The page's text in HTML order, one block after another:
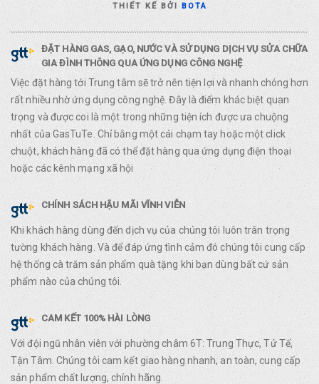
THIẾT KẾ BỞIBOTA
ĐẶT HÀNG GAS, GẠO, NƯỚC VÀ SỬ DỤNG DỊCH VỤ SỬA CHỮA
GIA ĐÌNH THÔNG QUA ỨNG DỤNG CÔNG NGHỆ
Việc đặt hàng tới Trung tâm sẽ trở nên tiện lợi và nhanh chóng hơn
rất nhiều nhờ ứng dụng công nghệ. Đây là điểm khác biệt quan
trọng và được coi là một trong những tiện ích được ưa chuộng
nhất của GasTuTe. Chỉ bằng một cái chạm tay hoặc một click
chuột, khách hàng đã có thể đặt hàng qua ứng dụng điện thoại
hoặc các kênh mạng xã hội
CHÍNH SÁCH HẬU MÃI VĨNH VIỄN
Khi khách hàng dùng đến dịch vụ của chúng tôi luôn trân trọng
tường khách hàng. Và để đáp ứng tình cảm đó chúng tôi cung cấp
hệ thống cà trăm sản phẩm quà tặng khi bạn dùng bất cứ sản
phẩm nào của chúng tôi.
CAM KẾT 100% HÀI LÒNG
Với đội ngũ nhân viên với phường châm 6T: Trung Thực, Tử Tế,
Tận Tâm. Chúng tôi cam kết giao hàng nhanh, an toàn, cung cấp
sản phẩm chất lượng, chính hãng.